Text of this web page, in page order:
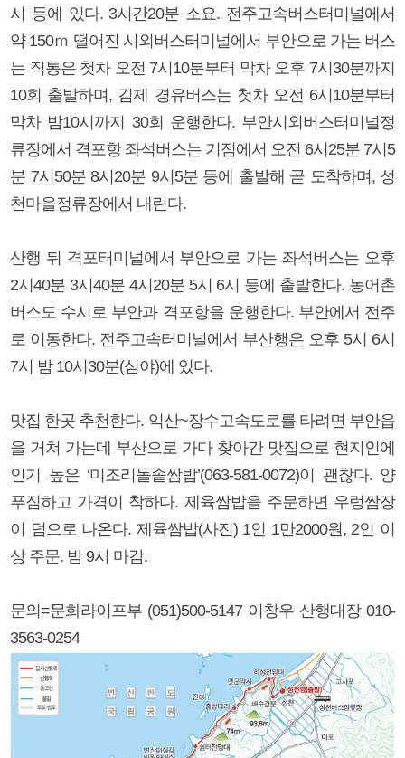
시 등에 있다. 3시간20분 소요. 전주고속버스터미널에서
약 150ｍ 떨어진 시외버스터미널에서 부안으로 가는 버스
는 직통은 첫차 오전 7시10분부터 막차 오후 7시30분까지
10회 출발하며, 김제 경유버스는 첫차 오전 6시10분부터
막차 밤10시까지 30회 운행한다. 부안시외버스터미널정
류장에서 격포항 좌석버스는 기점에서 오전 6시25분 7시5
분 7시50분 8시20분 9시5분 등에 출발해 곧 도착하며, 성
천마을정류장에서 내린다.
산행 뒤 격포터미널에서 부안으로 가는 좌석버스는 오후
2시40분 3시40분 4시20분 5시 6시 등에 출발한다. 농어촌
버스도 수시로 부안과 격포항을 운행한다. 부안에서 전주
로 이동한다. 전주고속터미널에서 부산행은 오후 5시 6시
7시 밤 10시30분(심야)에 있다.
맛집 한곳 추천한다. 익산~장수고속도로를 타려면 부안읍
을 거쳐 가는데 부산으로 가다 찾아간 맛집으로 현지인에
인기 높은 ‘미조리돌솥쌈밥’(063-581-0072)이 괜찮다. 양
푸짐하고 가격이 착하다. 제육쌈밥을 주문하면 우렁쌈장
이 덤으로 나온다. 제육쌈밥(사진) 1인 1만2000원, 2인 이
상 주문. 밤 9시 마감.
문의=문화라이프부 (051)500-5147 이창우 산행대장 010-
3563-0254